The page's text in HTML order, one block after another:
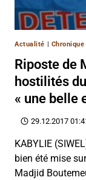
Actualité Chronique
Riposte de
hostilités
« une belle
29.12.2017
KABYLIE
bien été mise
Madjid